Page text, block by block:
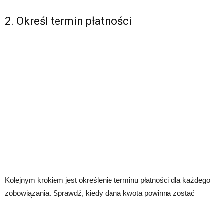
2. Określ termin płatności
Kolejnym krokiem jest określenie terminu płatności dla każdego
zobowiązania. Sprawdź, kiedy dana kwota powinna zostać